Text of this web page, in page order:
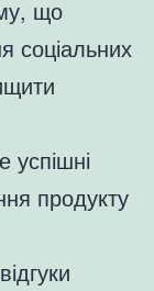
що
соціальних
успішні
продукту